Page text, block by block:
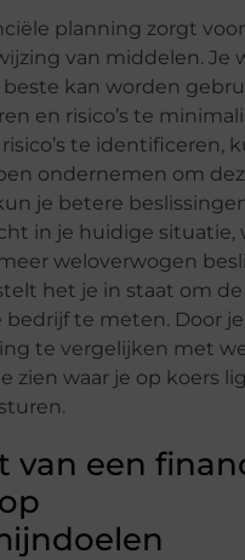
planning zorgt
van middelen. Je
beste kan worden
en risico’s te
te identificeren,
ondernemen om
je betere
in je huidige situatie,
weloverwogen
het je in staat om de
bedrijf te meten. Door je
te vergelijken met
zien waar je op koers
van een